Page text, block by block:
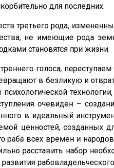
для последних.
третьего рода,
не имеющие рода
становятся при жизни.
голоса,
в безликую и
очевиден –
в идеальный
ценностей,
всех времен и
расставить набор